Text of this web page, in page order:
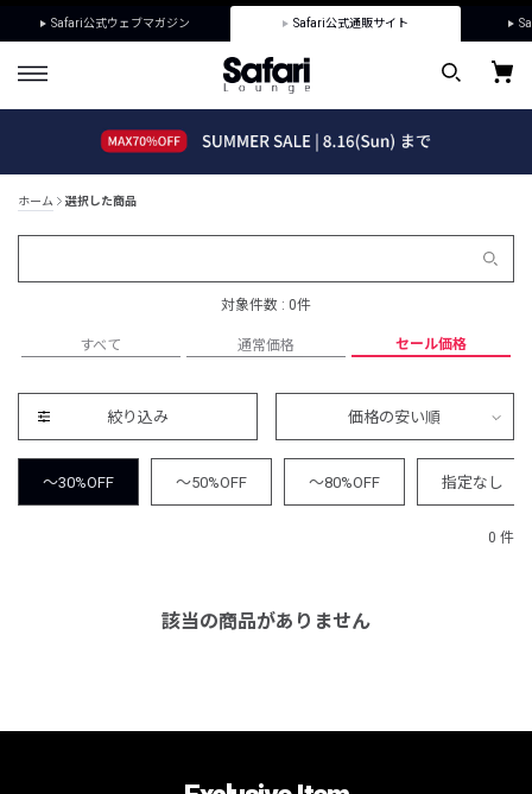
Safari公式ウェブマガジン Safari公式通販サイト
ホーム 選択した商品
対象件数 : 0件
すべて 通常価格 セール価格
絞り込み 価格の安い順
～30%OFF ～50%OFF ～80%OFF 指定なし
0 件
該当の商品がありません